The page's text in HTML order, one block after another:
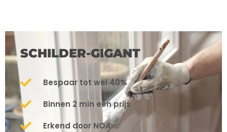
SCHILDER-GIGANT
Bespaar tot wel 40%
Binnen 2 min een prijs
Erkend door NOA